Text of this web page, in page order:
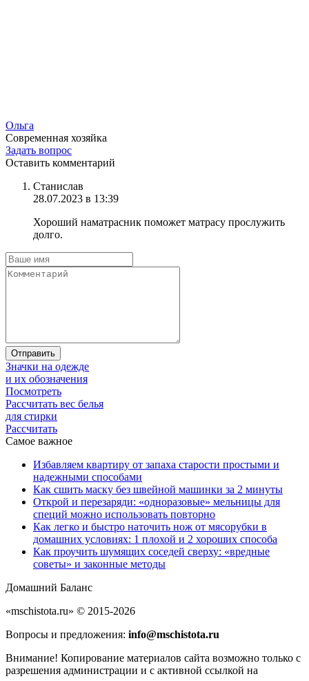
Ольга
Современная хозяйка
Задать вопрос
Оставить комментарий
Станислав
28.07.2023 в 13:39
Хороший наматрасник поможет матрасу прослужить
долго.
Отправить
Значки на одежде
и их обозначения
Посмотреть
Рассчитать вес белья
для стирки
Рассчитать
Самое важное
Избавляем квартиру от запаха старости простыми и
надежными способами
Как сшить маску без швейной машинки за 2 минуты
Открой и перезаряди: «одноразовые» мельницы для
специй можно использовать повторно
Как легко и быстро наточить нож от мясорубки в
домашних условиях: 1 плохой и 2 хороших способа
Как проучить шумящих соседей сверху: «вредные
советы» и законные методы
Домашний Баланс
«mschistota.ru» © 2015-2026
Вопросы и предложения: info@mschistota.ru
Внимание! Копирование материалов сайта возможно только с
разрешения администрации и с активной ссылкой на